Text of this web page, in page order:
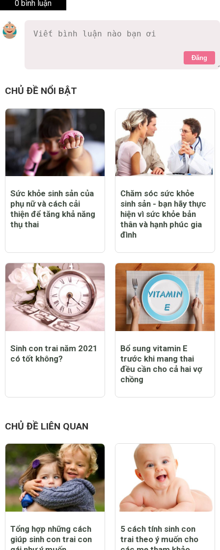
0 bình luận
Đăng
CHỦ ĐỀ NỔI BẬT
Sức khỏe sinh sản của
phụ nữ và cách cải
thiện để tăng khả năng
thụ thai
Chăm sóc sức khỏe
sinh sản - bạn hãy thực
hiện vì sức khỏe bản
thân và hạnh phúc gia
đình
Sinh con trai năm 2021
có tốt không?
Bổ sung vitamin E
trước khi mang thai
đều cần cho cả hai vợ
chồng
CHỦ ĐỀ LIÊN QUAN
Tổng hợp những cách
giúp sinh con trai con
5 cách tính sinh con
trai theo ý muốn cho